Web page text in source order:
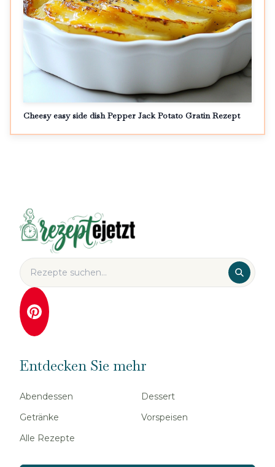
Cheesy easy side dish Pepper Jack Potato Gratin Rezept
Entdecken Sie mehr
Abendessen
Dessert
Getränke
Vorspeisen
Alle Rezepte